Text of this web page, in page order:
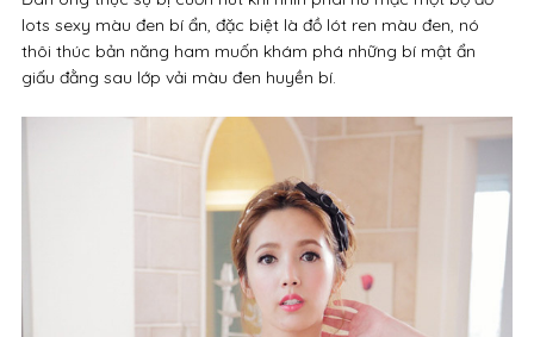
lots sexy màu đen bí ẩn, đặc biệt là đồ lót ren màu đen, nó
thôi thúc bản năng ham muốn khám phá những bí mật ẩn
giấu đằng sau lớp vải màu đen huyền bí.